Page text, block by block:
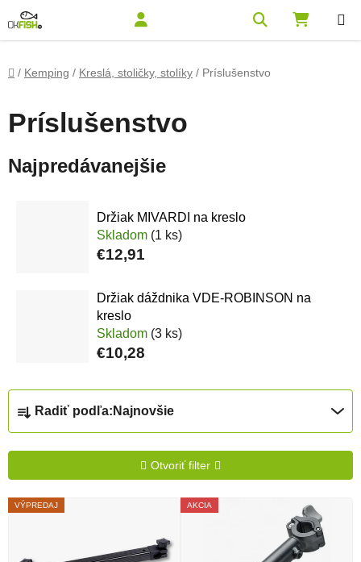
Domov
/ Kemping / Kreslá, stoličky, stolíky / Príslušenstvo
Príslušenstvo
Najpredávanejšie
Držiak MIVARDI na kreslo
Skladom (1 ks)
€12,91
Držiak dáždnika VDE-ROBINSON na
kreslo
Skladom (3 ks)
€10,28
Radenie produktov
Radiť podľa: Najnovšie
Otvoriť filter
Výpis produktov
VÝPREDAJ AKCIA